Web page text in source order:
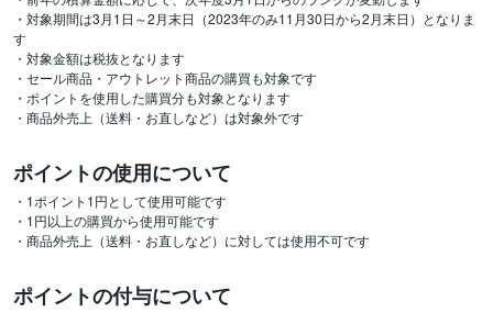
・対象期間は3月1日～2月末日（2023年のみ11月30日から2月末日）となりま
す
・対象金額は税抜となります
・セール商品・アウトレット商品の購買も対象です
・ポイントを使用した購買分も対象となります
・商品外売上（送料・お直しなど）は対象外です
ポイントの使用について
・1ポイント1円として使用可能です
・1円以上の購買から使用可能です
・商品外売上（送料・お直しなど）に対しては使用不可です
ポイントの付与について